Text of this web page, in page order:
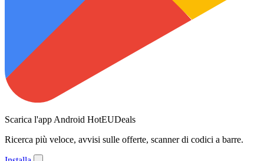
Scarica l'app Android HotEUDeals
Ricerca più veloce, avvisi sulle offerte, scanner di codici a barre.